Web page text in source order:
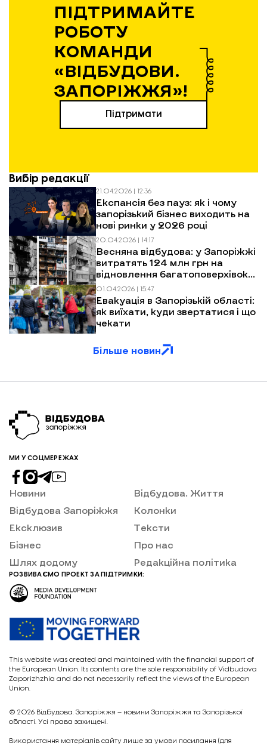
ПІДТРИМАЙТЕ
РОБОТУ
КОМАНДИ
«ВІДБУДОВИ.
ЗАПОРІЖЖЯ»!
Підтримати
Вибір редакції
21.04.2026 | 12:36
Експансія без пауз: як і чому
запорізький бізнес виходить на
нові ринки у 2026 році
20.04.2026 | 14:17
Весняна відбудова: у Запоріжжі
витратять 124 млн грн на
відновлення багатоповерхівок
після обстрілів
01.04.2026 | 15:47
Евакуація в Запорізькій області:
як виїхати, куди звертатися і що
чекати
Більше новин
МИ У СОЦМЕРЕЖАХ
Новини
Відбудова Запоріжжя
Ексклюзив
Бізнес
Шлях додому
Відбудова. Життя
Колонки
Тексти
Про нас
Редакційна політика
РОЗВИВАЄМО ПРОЕКТ ЗА ПІДТРИМКИ:
This website was created and maintained with the financial support of
the European Union. Its contents are the sole responsibility of Vidbudova
Zaporizhzhia and do not necessarily reflect the views of the European
Union.
© 2026 Відбудова. Запоріжжя – новини Запоріжжя та Запорізької
області. Усі права захищені.
Викориcтання матеріалів сайту лише за умови посилання (для